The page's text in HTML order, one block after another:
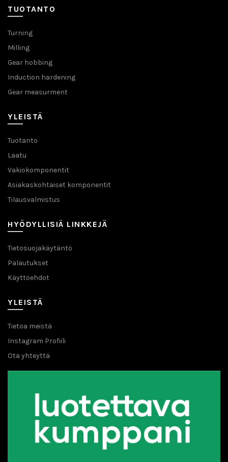
TUOTANTO
Turning
Milling
Gear hobbing
Induction hardening
Gear measurment
YLEISTÄ
Tuotanto
Laatu
Vakiokomponentit
Asiakaskohtaiset komponentit
Tilausvalmistus
HYÖDYLLISIÄ LINKKEJÄ
Tietosuojakäytäntö
Palautukset
Käyttöehdot
YLEISTÄ
Tietoa meistä
Instagram Profiili
Ota yhteyttä